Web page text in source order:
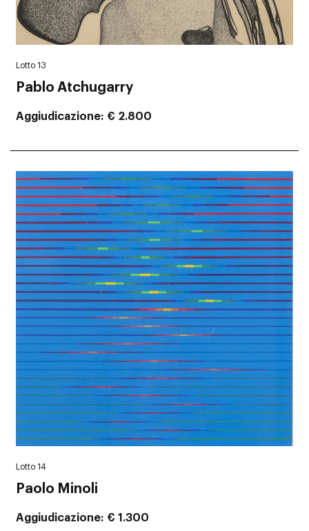
Lotto 13
Pablo Atchugarry
Aggiudicazione € 2.800
Lotto 14
Paolo Minoli
Aggiudicazione € 1.300